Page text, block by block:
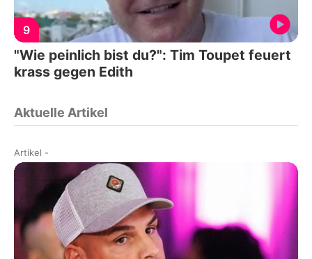
9
"Wie peinlich bist du?": Tim Toupet feuert
krass gegen Edith
Aktuelle Artikel
Artikel -